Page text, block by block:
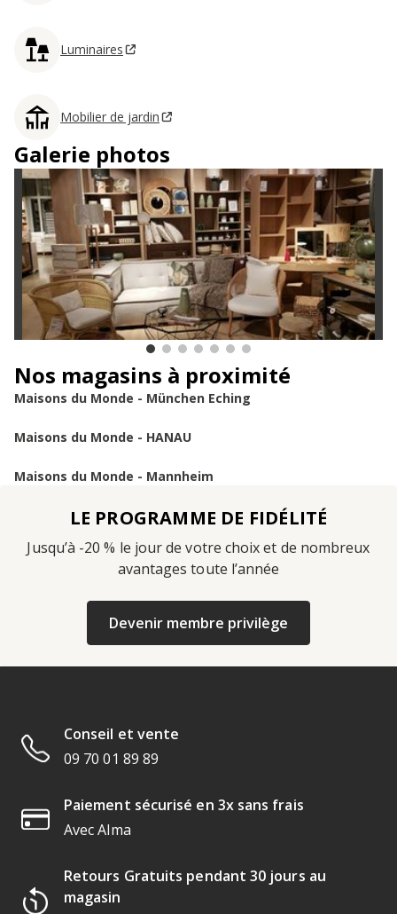
Luminaires
Mobilier de jardin
Galerie photos
Nos magasins à proximité
Maisons du Monde - München Eching
Maisons du Monde - HANAU
Maisons du Monde - Mannheim
LE PROGRAMME DE FIDÉLITÉ
Jusqu’à -20 % le jour de votre choix et de nombreux
avantages toute l’année
Devenir membre privilège
Conseil et vente
09 70 01 89 89
Paiement sécurisé en 3x sans frais
Avec Alma
Retours Gratuits pendant 30 jours au
magasin